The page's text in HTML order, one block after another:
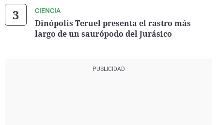
CIENCIA
Dinópolis Teruel presenta el rastro más
largo de un saurópodo del Jurásico